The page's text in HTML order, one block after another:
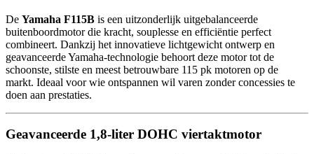
De Yamaha F115B is een uitzonderlijk uitgebalanceerde
buitenboordmotor die kracht, souplesse en efficiëntie perfect
combineert. Dankzij het innovatieve lichtgewicht ontwerp en
geavanceerde Yamaha-technologie behoort deze motor tot de
schoonste, stilste en meest betrouwbare 115 pk motoren op de
markt. Ideaal voor wie ontspannen wil varen zonder concessies te
doen aan prestaties.
Geavanceerde 1,8-liter DOHC viertaktmotor